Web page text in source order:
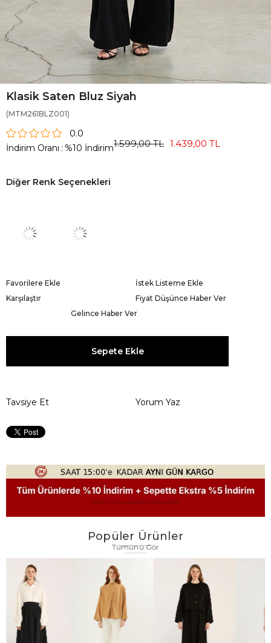
Klasik Saten Bluz Siyah
(MTM261BLZ001)
0.0
İndirim Oranı : %10 İndirim1.599,00 TL 1.439,00 TL
Diğer Renk Seçenekleri
Favorilere Ekle
İstek Listeme Ekle
Karşılaştır
Fiyat Düşünce Haber Ver
Gelince Haber Ver
Tavsiye Et Yorum Yaz
Popüler Ürünler
Tümünü Gör